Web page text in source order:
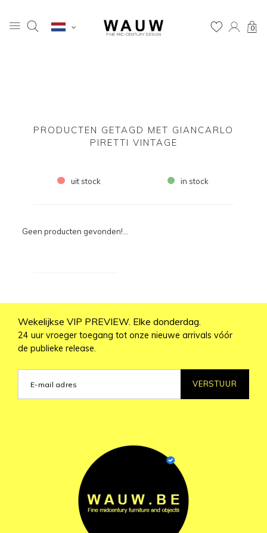
0
PRODUCTEN GETAGD MET GIANCARLO
PIRETTI VINTAGE
uit stock in stock
Geen producten gevonden!...
Wekelijkse VIP PREVIEW. Elke donderdag.
24 uur vroeger toegang tot onze nieuwe arrivals vóór
de publieke release.
VERSTUUR